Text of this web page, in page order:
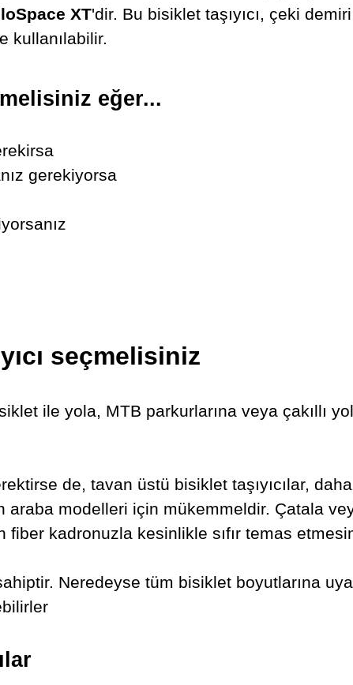
XT'dir. Bu bisiklet taşıyıcı, çeki
kullanılabilir.
eğer...
gerekiyorsa
seçmelisiniz
ile yola, MTB parkurlarına veya çakıllı
de, tavan üstü bisiklet taşıyıcılar,
modelleri için mükemmeldir. Çatala
fiber kadronuzla kesinlikle sıfır temas
Neredeyse tüm bisiklet boyutlarına